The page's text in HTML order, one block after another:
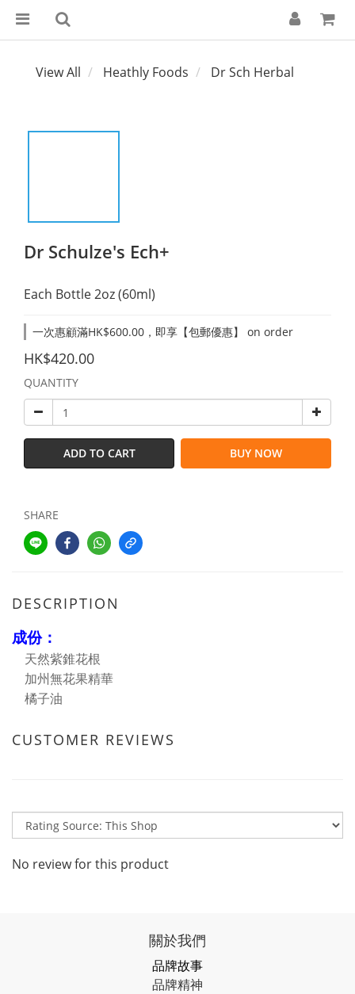
View All Heathly Foods Dr Sch Herbal
Dr Schulze's Ech+
Each Bottle 2oz (60ml)
一次惠顧滿HK$600.00，即享【包郵優惠】 on order
HK$420.00
QUANTITY
ADD TO CART BUY NOW
SHARE
DESCRIPTION
成份：
天然紫錐花根
加州無花果精華
橘子油
CUSTOMER REVIEWS
No review for this product
關於我們
品牌故事
品牌精神